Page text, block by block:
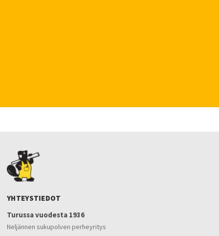
YHTEYSTIEDOT
Turussa vuodesta 1936
Neljännen sukupolven perheyritys